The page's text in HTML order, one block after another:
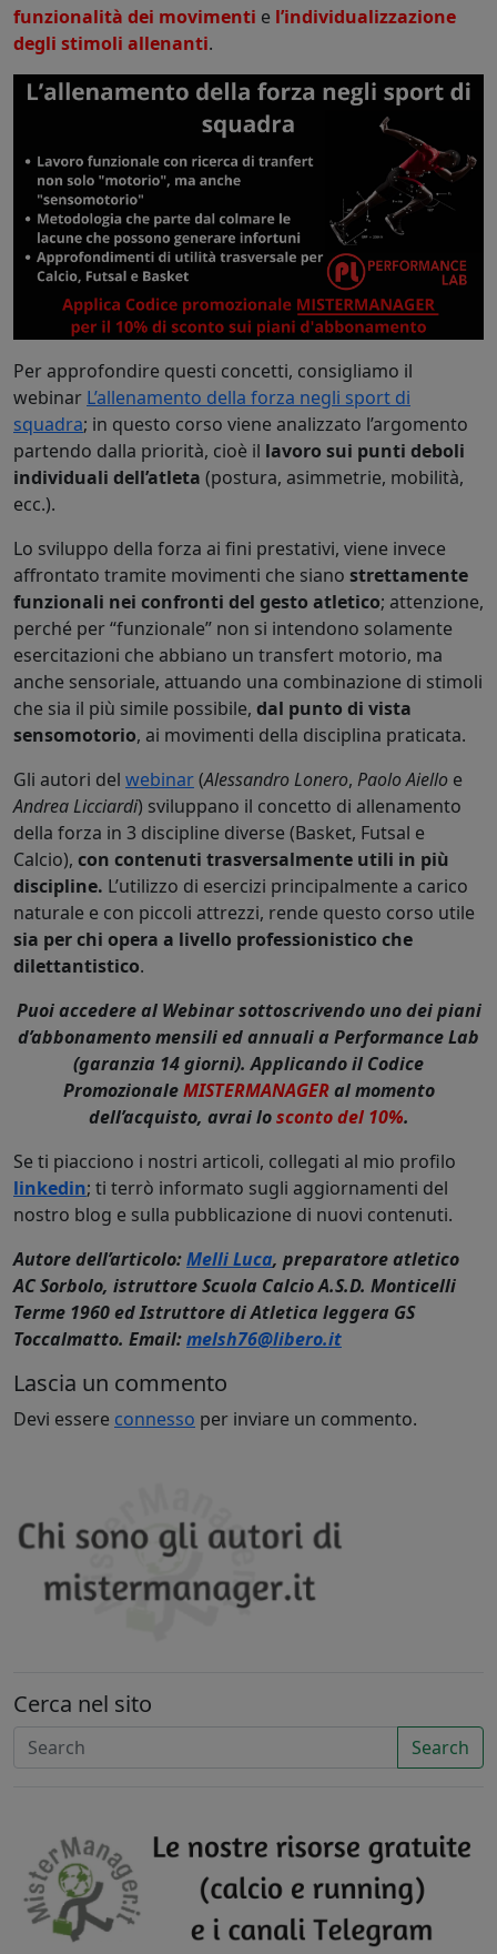
funzionalità dei movimenti e l’individualizzazione
degli stimoli allenanti.
Per approfondire questi concetti, consigliamo il
webinar L’allenamento della forza negli sport di
squadra; in questo corso viene analizzato l’argomento
partendo dalla priorità, cioè il lavoro sui punti deboli
individuali dell’atleta (postura, asimmetrie, mobilità,
ecc.).
Lo sviluppo della forza ai fini prestativi, viene invece
affrontato tramite movimenti che siano strettamente
funzionali nei confronti del gesto atletico; attenzione,
perché per “funzionale” non si intendono solamente
esercitazioni che abbiano un transfert motorio, ma
anche sensoriale, attuando una combinazione di stimoli
che sia il più simile possibile, dal punto di vista
sensomotorio, ai movimenti della disciplina praticata.
Gli autori del webinar(Alessandro Lonero, Paolo Aiello e
Andrea Licciardi) sviluppano il concetto di allenamento
della forza in 3 discipline diverse (Basket, Futsal e
Calcio), con contenuti trasversalmente utili in più
discipline. L’utilizzo di esercizi principalmente a carico
naturale e con piccoli attrezzi, rende questo corso utile
sia per chi opera a livello professionistico che
dilettantistico.
Puoi accedere al Webinar sottoscrivendo uno dei piani
d’abbonamento mensili ed annuali a Performance Lab
(garanzia 14 giorni). Applicando il Codice
PromozionaleMISTERMANAGERal momento
dell’acquisto, avrai losconto del 10%.
Se ti piacciono i nostri articoli, collegati al mio profilo
linkedin; ti terrò informato sugli aggiornamenti del
nostro blog e sulla pubblicazione di nuovi contenuti.
Autore dell’articolo:Melli Luca, preparatore atletico
AC Sorbolo, istruttore Scuola Calcio A.S.D. Monticelli
Terme 1960 ed Istruttore di Atletica leggera GS
Toccalmatto. Email:melsh76@libero.it
Lascia un commento
Devi essere connesso per inviare un commento.
Cerca nel sito
Search